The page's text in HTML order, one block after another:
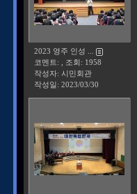
2023 영주 인성 ...
코멘트: , 조회: 1958
작성자: 시민회관
작성일: 2023/03/30